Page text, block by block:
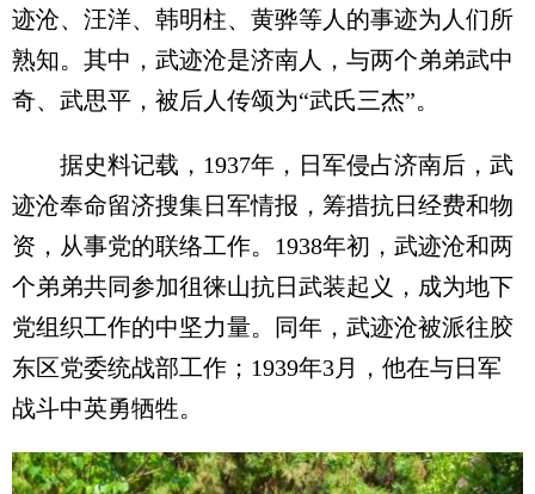
迹沧、汪洋、韩明柱、黄骅等人的事迹为人们所
熟知。其中，武迹沧是济南人，与两个弟弟武中
奇、武思平，被后人传颂为“武氏三杰”。
据史料记载，1937年，日军侵占济南后，武
迹沧奉命留济搜集日军情报，筹措抗日经费和物
资，从事党的联络工作。1938年初，武迹沧和两
个弟弟共同参加徂徕山抗日武装起义，成为地下
党组织工作的中坚力量。同年，武迹沧被派往胶
东区党委统战部工作；1939年3月，他在与日军
战斗中英勇牺牲。